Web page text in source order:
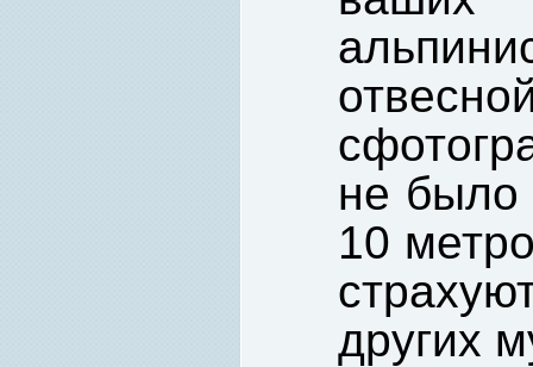
не было
10
других